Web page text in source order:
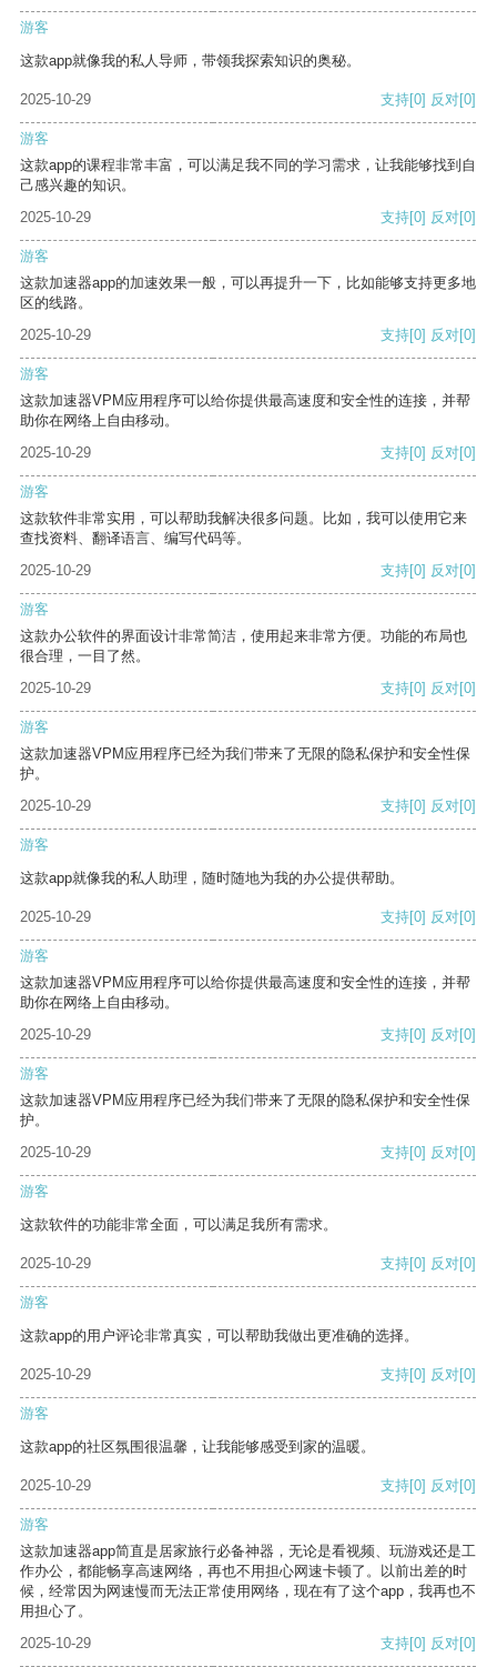
游客
这款app就像我的私人导师，带领我探索知识的奥秘。
2025-10-29 支持[0] 反对[0]
游客
这款app的课程非常丰富，可以满足我不同的学习需求，让我能够找到自
己感兴趣的知识。
2025-10-29
支持[0] 反对[0]
游客
这款加速器app的加速效果一般，可以再提升一下，比如能够支持更多地
区的线路。
2025-10-29
支持[0] 反对[0]
游客
这款加速器VPM应用程序可以给你提供最高速度和安全性的连接，并帮
助你在网络上自由移动。
2025-10-29
支持[0] 反对[0]
游客
这款软件非常实用，可以帮助我解决很多问题。比如，我可以使用它来
查找资料、翻译语言、编写代码等。
2025-10-29
支持[0] 反对[0]
游客
这款办公软件的界面设计非常简洁，使用起来非常方便。功能的布局也
很合理，一目了然。
2025-10-29
支持[0] 反对[0]
游客
这款加速器VPM应用程序已经为我们带来了无限的隐私保护和安全性保
护。
2025-10-29
支持[0] 反对[0]
游客
这款app就像我的私人助理，随时随地为我的办公提供帮助。
2025-10-29 支持[0] 反对[0]
游客
这款加速器VPM应用程序可以给你提供最高速度和安全性的连接，并帮
助你在网络上自由移动。
2025-10-29
支持[0] 反对[0]
游客
这款加速器VPM应用程序已经为我们带来了无限的隐私保护和安全性保
护。
2025-10-29
支持[0] 反对[0]
游客
这款软件的功能非常全面，可以满足我所有需求。
2025-10-29 支持[0] 反对[0]
游客
这款app的用户评论非常真实，可以帮助我做出更准确的选择。
2025-10-29 支持[0] 反对[0]
游客
这款app的社区氛围很温馨，让我能够感受到家的温暖。
2025-10-29 支持[0] 反对[0]
游客
这款加速器app简直是居家旅行必备神器，无论是看视频、玩游戏还是工
作办公，都能畅享高速网络，再也不用担心网速卡顿了。以前出差的时
候，经常因为网速慢而无法正常使用网络，现在有了这个app，我再也不
用担心了。
2025-10-29
支持[0] 反对[0]